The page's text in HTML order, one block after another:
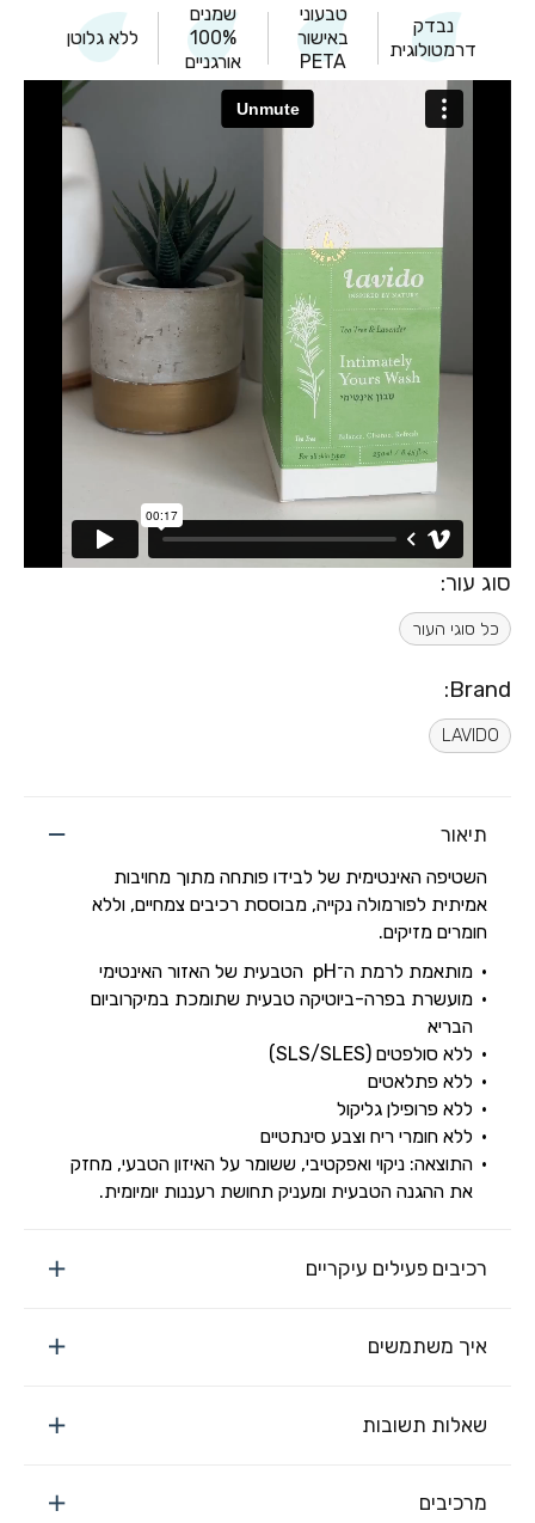
נבדק
דרמטולוגית
טבעוני
באישור
PETA
שמנים
100%
אורגניים
ללא גלוטן
סוג עור:
כל סוגי העור
Brand:
LAVIDO
תיאור
השטיפה האינטימית של לבידו פותחה מתוך מחויבות
אמיתית לפורמולה נקייה, מבוססת רכיבים צמחיים, וללא
חומרים מזיקים.
מותאמת לרמת ה־pH הטבעית של האזור האינטימי
מועשרת בפרה-ביוטיקה טבעית שתומכת במיקרוביום
הבריא
ללא סולפטים (SLS/SLES)
ללא פתלאטים
ללא פרופילן גליקול
ללא חומרי ריח וצבע סינתטיים
התוצאה: ניקוי ואפקטיבי, ששומר על האיזון הטבעי, מחזק
את ההגנה הטבעית ומעניק תחושת רעננות יומיומית.
רכיבים פעילים עיקריים
איך משתמשים
שאלות תשובות
מרכיבים